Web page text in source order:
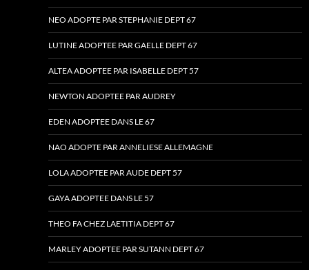
NEO ADOPTE PAR STEPHANIE DEPT 67
LUTINE ADOPTEE PAR GAELLE DEPT 67
ALTEA ADOPTEE PAR ISABELLE DEPT 57
NEWTON ADOPTEE PAR AUDREY
EDEN ADOPTEE DANS LE 67
NAO ADOPTE PAR ANNELIESE ALLEMAGNE
LOLA ADOPTEE PAR AUDE DEPT 57
GAYA ADOPTEE DANS LE 57
THEO FA CHEZ LAETITIA DEPT 67
MARLEY ADOPTEE PAR SUTANN DEPT 67